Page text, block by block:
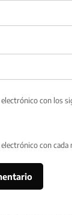
con los
con cada